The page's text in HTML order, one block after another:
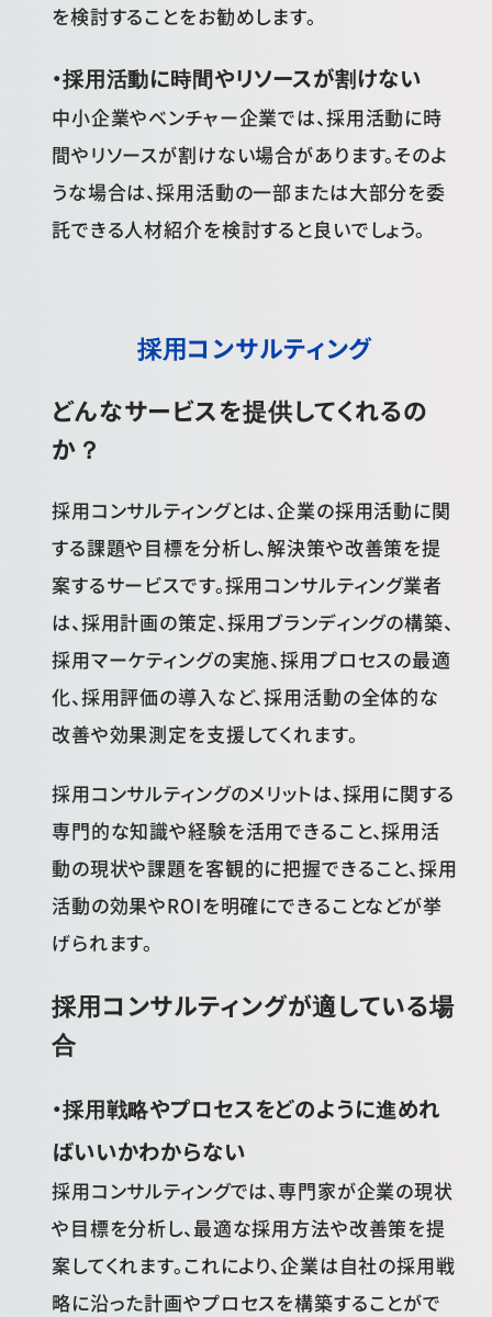
を検討することをお勧めします。
・採用活動に時間やリソースが割けない
中小企業やベンチャー企業では、採用活動に時
間やリソースが割けない場合があります。そのよ
うな場合は、採用活動の一部または大部分を委
託できる人材紹介を検討すると良いでしょう。
採用コンサルティング
どんなサービスを提供してくれるの
か？
採用コンサルティングとは、企業の採用活動に関
する課題や目標を分析し、解決策や改善策を提
案するサービスです。採用コンサルティング業者
は、採用計画の策定、採用ブランディングの構築、
採用マーケティングの実施、採用プロセスの最適
化、採用評価の導入など、採用活動の全体的な
改善や効果測定を支援してくれます。
採用コンサルティングのメリットは、採用に関する
専門的な知識や経験を活用できること、採用活
動の現状や課題を客観的に把握できること、採用
活動の効果やROIを明確にできることなどが挙
げられます。
採用コンサルティングが適している場
合
・採用戦略やプロセスをどのように進めれ
ばいいかわからない
採用コンサルティングでは、専門家が企業の現状
や目標を分析し、最適な採用方法や改善策を提
案してくれます。これにより、企業は自社の採用戦
略に沿った計画やプロセスを構築することがで